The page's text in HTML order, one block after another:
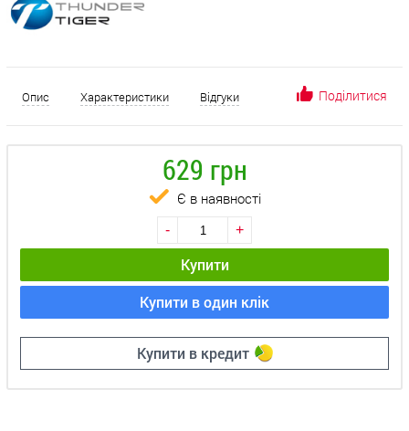
Опис Характеристики Відгуки Поділитися
629 грн
Є в наявності
- +
Купити
Купити в один клік
Купити в кредит